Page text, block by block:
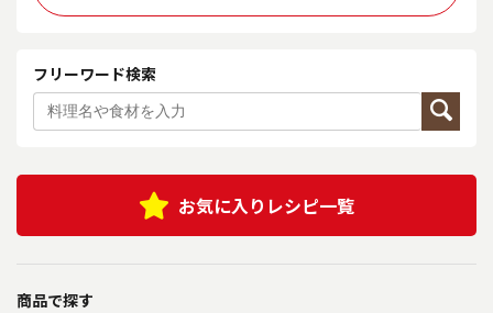
フリーワード検索
お気に入りレシピ一覧
商品で探す